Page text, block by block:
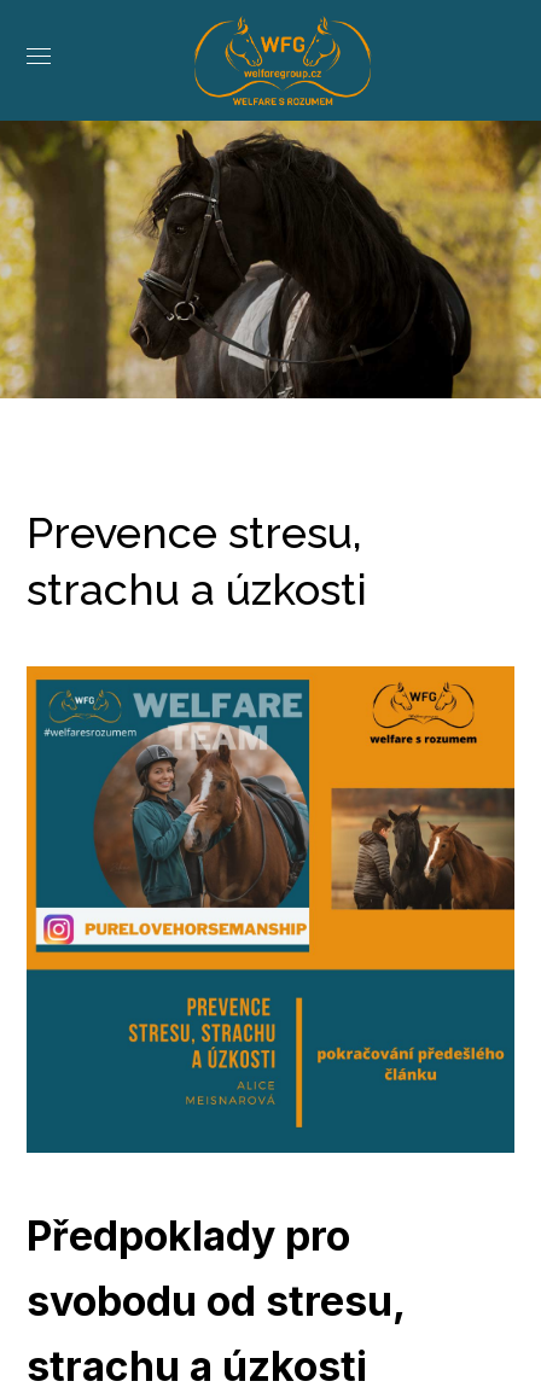
Prevence stresu,
strachu a úzkosti
Předpoklady pro
svobodu od stresu,
strachu a úzkosti